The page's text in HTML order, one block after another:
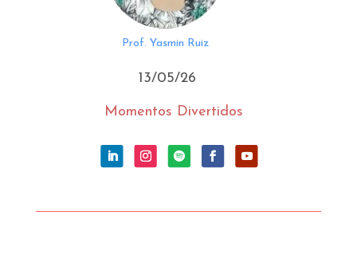
Prof. Yasmin Ruiz
13/05/26
Momentos Divertidos